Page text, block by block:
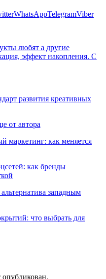
WhatsAppTelegramViber
любят а другие
эффект накопления. С
развития креативных
от автора
маркетинг: как меняется
как бренды
западным
что выбрать для